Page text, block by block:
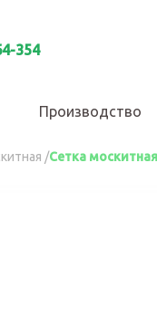
354
Производство
/Сетка